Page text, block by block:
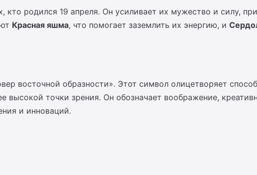
кто родился 19 апреля. Он усиливает их мужество и силу,
Красная яшма, что помогает заземлить их энергию, и
восточной образности». Этот символ олицетворяет
высокой точки зрения. Он обозначает воображение,
и инноваций.